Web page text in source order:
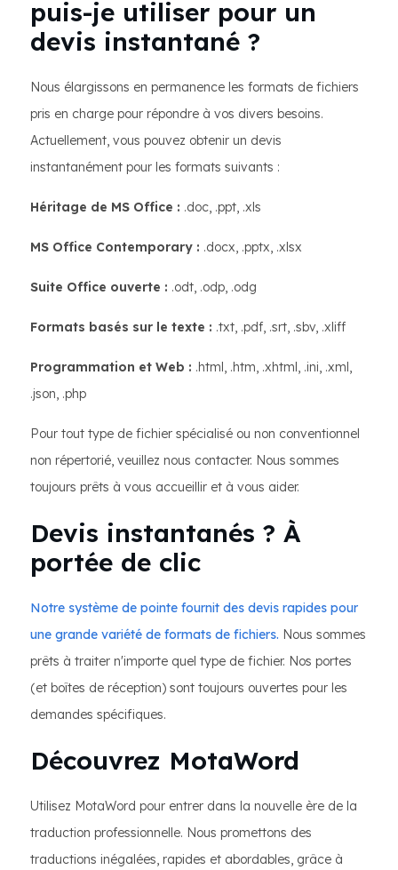
puis-je utiliser pour un
devis instantané ?
Nous élargissons en permanence les formats de fichiers
pris en charge pour répondre à vos divers besoins.
Actuellement, vous pouvez obtenir un devis
instantanément pour les formats suivants :
Héritage de MS Office : .doc, .ppt, .xls
MS Office Contemporary : .docx, .pptx, .xlsx
Suite Office ouverte : .odt, .odp, .odg
Formats basés sur le texte : .txt, .pdf, .srt, .sbv, .xliff
Programmation et Web : .html, .htm, .xhtml, .ini, .xml,
.json, .php
Pour tout type de fichier spécialisé ou non conventionnel
non répertorié, veuillez nous contacter. Nous sommes
toujours prêts à vous accueillir et à vous aider.
Devis instantanés ? À
portée de clic
Notre système de pointe fournit des devis rapides pour
une grande variété de formats de fichiers. Nous sommes
prêts à traiter n'importe quel type de fichier. Nos portes
(et boîtes de réception) sont toujours ouvertes pour les
demandes spécifiques.
Découvrez MotaWord
Utilisez MotaWord pour entrer dans la nouvelle ère de la
traduction professionnelle. Nous promettons des
traductions inégalées, rapides et abordables, grâce à